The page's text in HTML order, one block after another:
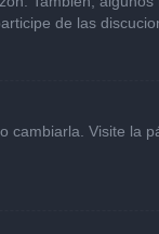
de las
cambiarla. Visite la